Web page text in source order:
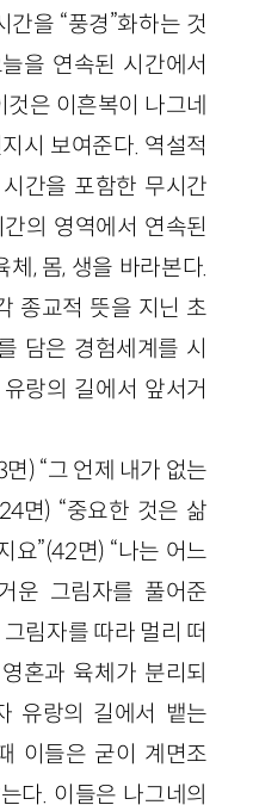
을 “풍경”화하는 것
을 연속된 시간에서
은 이흔복이 나그네
시 보여준다. 역설적
간을 포함한 무시간
의 영역에서 연속된
, 몸, 생을 바라본다.
종교적 뜻을 지닌 초
담은 경험세계를 시
랑의 길에서 앞서거
) “그 언제 내가 없는
면) “중요한 것은 삶
요”(42면) “나는 어느
운 그림자를 풀어준
림자를 따라 멀리 떠
혼과 육체가 분리되
유랑의 길에서 뱉는
이들은 굳이 계면조
다. 이들은 나그네의